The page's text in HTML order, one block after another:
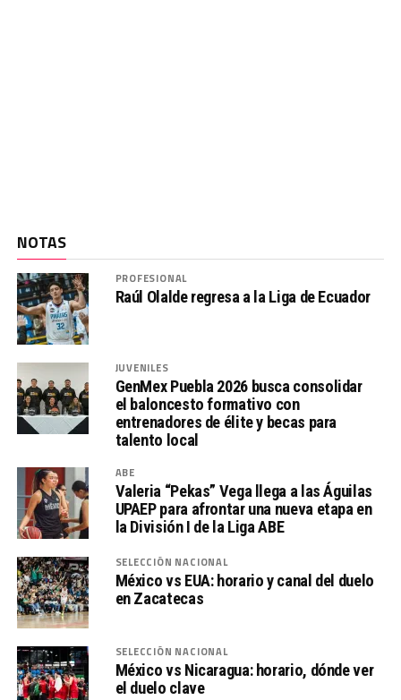
NOTAS
PROFESIONAL
Raúl Olalde regresa a la Liga de Ecuador
JUVENILES
GenMex Puebla 2026 busca consolidar
el baloncesto formativo con
entrenadores de élite y becas para
talento local
ABE
Valeria “Pekas” Vega llega a las Águilas
UPAEP para afrontar una nueva etapa en
la División I de la Liga ABE
SELECCIÓN NACIONAL
México vs EUA: horario y canal del duelo
en Zacatecas
SELECCIÓN NACIONAL
México vs Nicaragua: horario, dónde ver
el duelo clave